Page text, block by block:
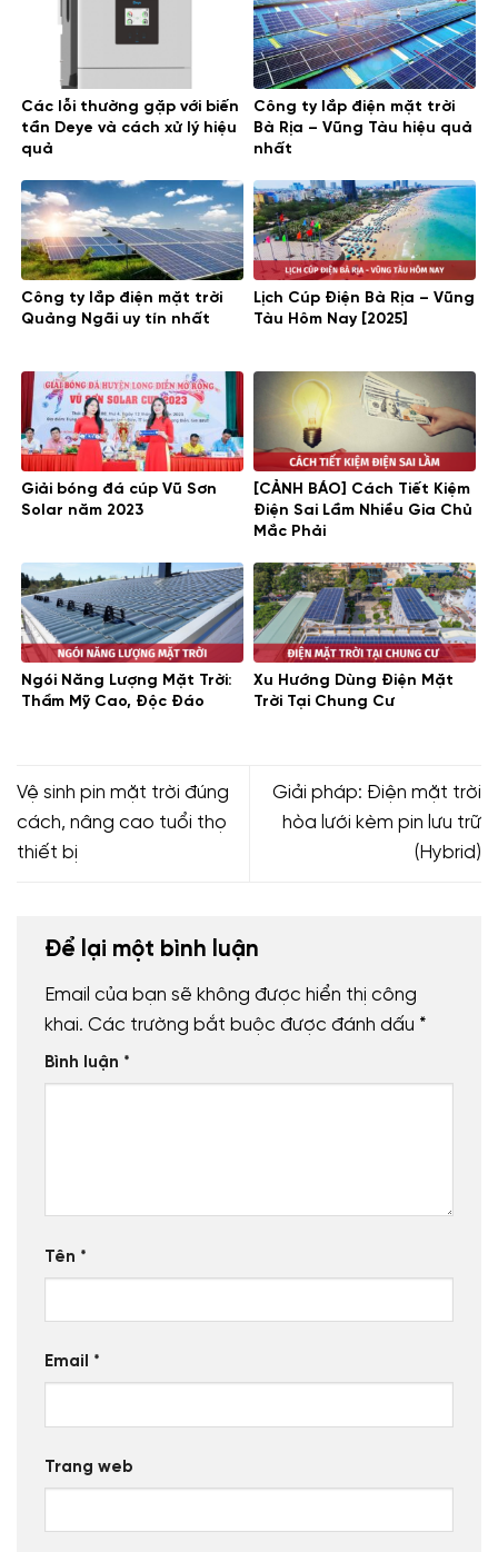
Các lỗi thường gặp với biến
tần Deye và cách xử lý hiệu
quả
Công ty lắp điện mặt trời
Bà Rịa – Vũng Tàu hiệu quả
nhất
Công ty lắp điện mặt trời
Quảng Ngãi uy tín nhất
Lịch Cúp Điện Bà Rịa – Vũng
Tàu Hôm Nay [2025]
Giải bóng đá cúp Vũ Sơn
Solar năm 2023
[CẢNH BÁO] Cách Tiết Kiệm
Điện Sai Lầm Nhiều Gia Chủ
Mắc Phải
Ngói Năng Lượng Mặt Trời:
Thẩm Mỹ Cao, Độc Đáo
Xu Hướng Dùng Điện Mặt
Trời Tại Chung Cư
Vệ sinh pin mặt trời đúng
cách, nâng cao tuổi thọ
thiết bị
Giải pháp: Điện mặt trời
hòa lưới kèm pin lưu trữ
(Hybrid)
Để lại một bình luận
Email của bạn sẽ không được hiển thị công
khai. Các trường bắt buộc được đánh dấu *
Bình luận *
Tên *
Email *
Trang web